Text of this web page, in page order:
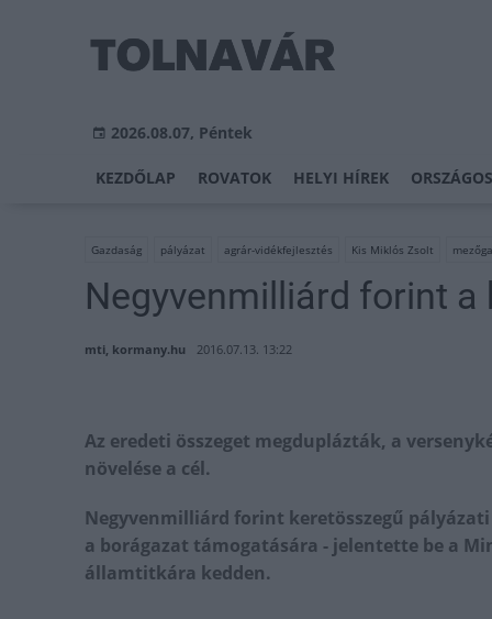
2026.08.07, Péntek
KEZDŐLAP ROVATOK HELYI HÍREK
Gazdaság pályázat agrár-vidékfejlesztés Kis Miklós Zsolt
Negyvenmilliárd forint
mti, kormany.hu 2016.07.13. 13:22
Az eredeti összeget megduplázták, a
növelése a cél.
Negyvenmilliárd forint keretösszegű
a borágazat támogatására - jelentette be a
államtitkára kedden.